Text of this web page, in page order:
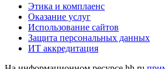
Этика и комплаенс
Оказание услуг
Использование сайтов
Защита персональных данных
ИТ аккредитация